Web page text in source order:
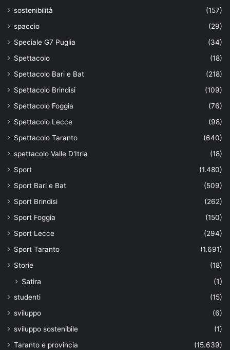
sostenibilità
(157)
spaccio
(29)
Speciale G7 Puglia
(34)
Spettacolo
(18)
Spettacolo Bari e Bat
(218)
Spettacolo Brindisi
(109)
Spettacolo Foggia
(76)
Spettacolo Lecce
(98)
Spettacolo Taranto
(640)
spettacolo Valle D'Itria
(18)
Sport
(1.480)
Sport Bari e Bat
(509)
Sport Brindisi
(262)
Sport Foggia
(150)
Sport Lecce
(294)
Sport Taranto
(1.691)
Storie
(18)
Satira (1)
studenti
(15)
sviluppo
(6)
sviluppo sostenibile
(1)
Taranto e provincia
(15.639)